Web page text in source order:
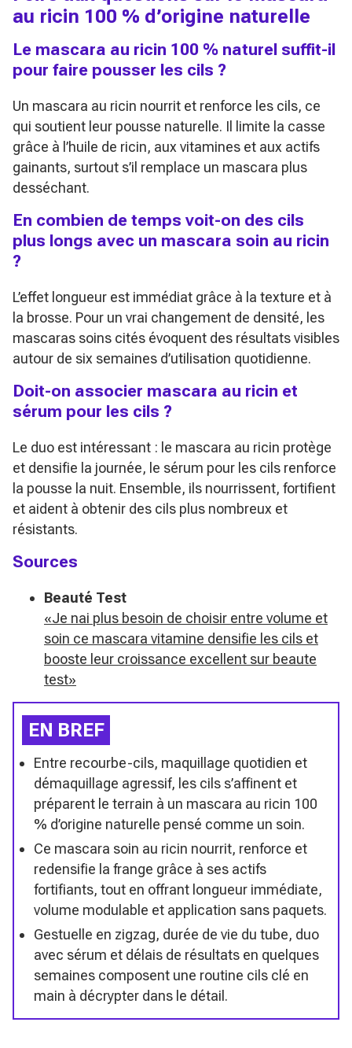
au ricin 100 % d’origine naturelle
Le mascara au ricin 100 % naturel suffit-il
pour faire pousser les cils ?
Un mascara au ricin nourrit et renforce les cils, ce
qui soutient leur pousse naturelle. Il limite la casse
grâce à l’huile de ricin, aux vitamines et aux actifs
gainants, surtout s’il remplace un mascara plus
desséchant.
En combien de temps voit-on des cils
plus longs avec un mascara soin au ricin
?
L’effet longueur est immédiat grâce à la texture et à
la brosse. Pour un vrai changement de densité, les
mascaras soins cités évoquent des résultats visibles
autour de six semaines d’utilisation quotidienne.
Doit-on associer mascara au ricin et
sérum pour les cils ?
Le duo est intéressant : le mascara au ricin protège
et densifie la journée, le sérum pour les cils renforce
la pousse la nuit. Ensemble, ils nourrissent, fortifient
et aident à obtenir des cils plus nombreux et
résistants.
Sources
Beauté Test
«Je nai plus besoin de choisir entre volume et
soin ce mascara vitamine densifie les cils et
booste leur croissance excellent sur beaute
test»
EN BREF
Entre recourbe-cils, maquillage quotidien et
démaquillage agressif, les cils s’affinent et
préparent le terrain à un mascara au ricin 100
% d’origine naturelle pensé comme un soin.
Ce mascara soin au ricin nourrit, renforce et
redensifie la frange grâce à ses actifs
fortifiants, tout en offrant longueur immédiate,
volume modulable et application sans paquets.
Gestuelle en zigzag, durée de vie du tube, duo
avec sérum et délais de résultats en quelques
semaines composent une routine cils clé en
main à décrypter dans le détail.